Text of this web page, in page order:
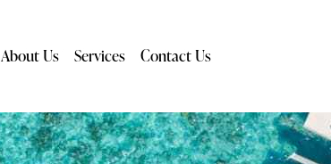
About Us Services Contact Us